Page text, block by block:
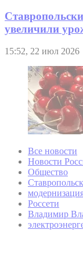
увеличили
15:52, 22 июл 2026
Все новости
Новости
Общество
Россети
Владимир